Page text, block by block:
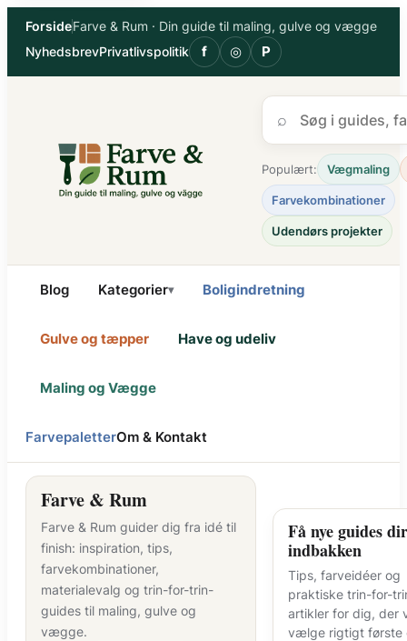
Spring
ForsideFarve & Rum · Din guide til maling, gulve og vægge
NyhedsbrevPrivatlivspolitik f ◎ P
⌕
Populært: Vægmaling
Farvekombinationer
Udendørs projekter
Blog Kategorier▾ Boligindretning
Gulve og tæpper Have og udeliv
Maling og Vægge
FarvepaletterOm & Kontakt
Farve & Rum
Farve & Rum guider dig fra idé til
finish: inspiration, tips,
farvekombinationer,
materialevalg og trin-for-trin-
guides til maling, gulve og
vægge.
Få nye guides
indbakken
Tips, farveidéer og
praktiske trin-for-
artikler for dig, der
vælge rigtigt første